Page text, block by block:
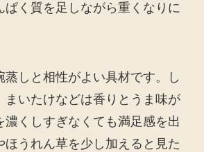
ぱく質を足しながら重くなりに
蒸しと相性がよい具材です。し
まいたけなどは香りとうま味が
濃くしすぎなくても満足感を出
ほうれん草を少し加えると見た